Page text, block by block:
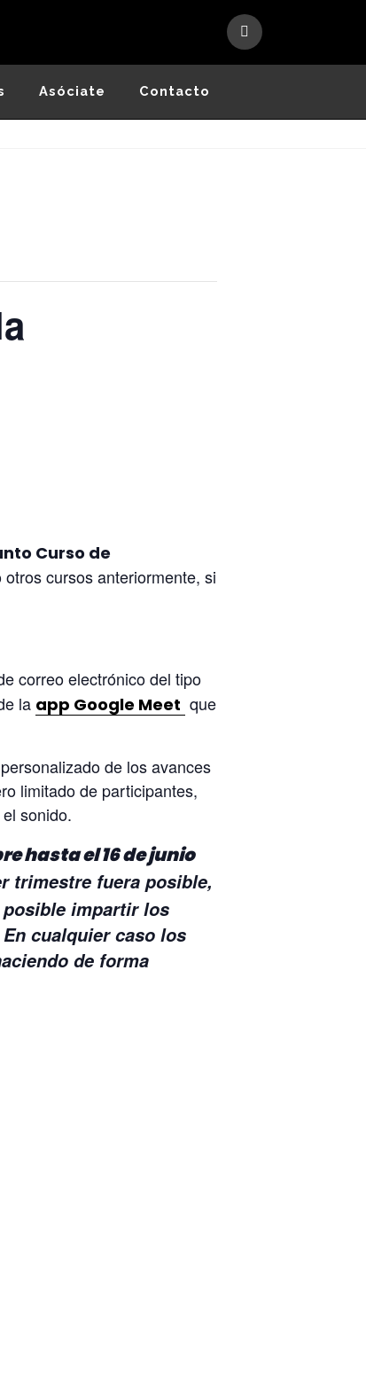
Asóciate Contacto
Curso de
cursos anteriormente, si
correo electrónico del tipo
la app Google Meet que
de los avances
limitado de participantes,
sonido.
hasta el 16 de junio
trimestre fuera posible,
posible impartir los
cualquier caso los
de forma